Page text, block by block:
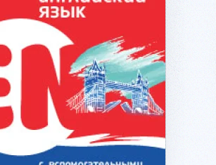
Подробнее...